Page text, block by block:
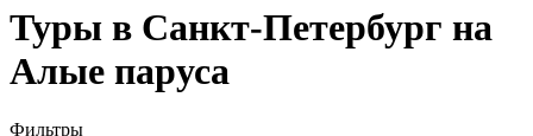
Туры в Санкт-Петербург на
Алые паруса
Фильтры